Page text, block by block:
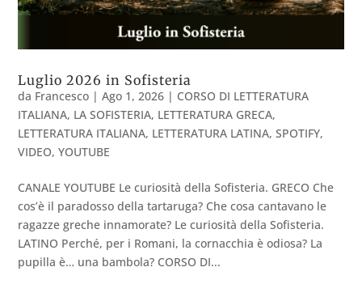
Luglio 2026 in Sofisteria
da Francesco |Ago 1, 2026 | CORSO DI LETTERATURA
ITALIANA, LA SOFISTERIA, LETTERATURA GRECA,
LETTERATURA ITALIANA, LETTERATURA LATINA,SPOTIFY,
VIDEO,YOUTUBE
CANALE YOUTUBE Le curiosità della Sofisteria. GRECO Che
cos’è il paradosso della tartaruga? Che cosa cantavano le
ragazze greche innamorate? Le curiosità della Sofisteria.
LATINO Perché, per i Romani, la cornacchia è odiosa? La
pupilla è… una bambola? CORSO DI...